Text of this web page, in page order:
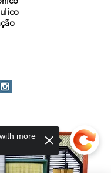
more